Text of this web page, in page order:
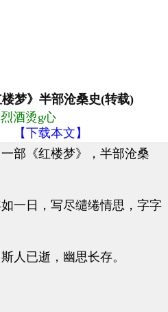
梦》半部沧桑史(转载)
酒烫g心
【下载本文】
部《红楼梦》，半部沧桑
一日，写尽缱绻情思，字字
人已逝，幽思长存。